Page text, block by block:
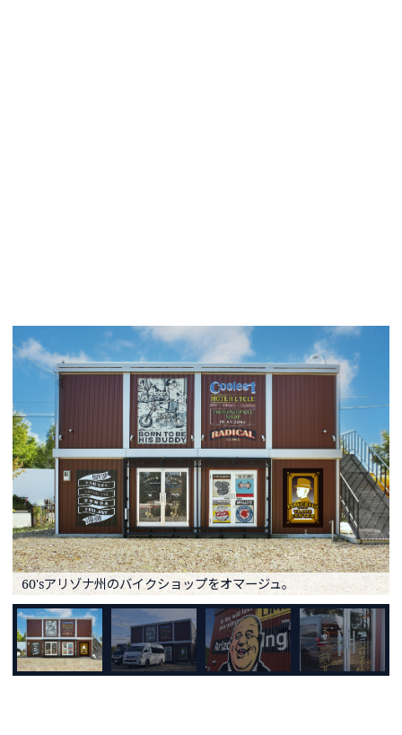
60'sアリゾナ州のバイクショップをオマージュ。